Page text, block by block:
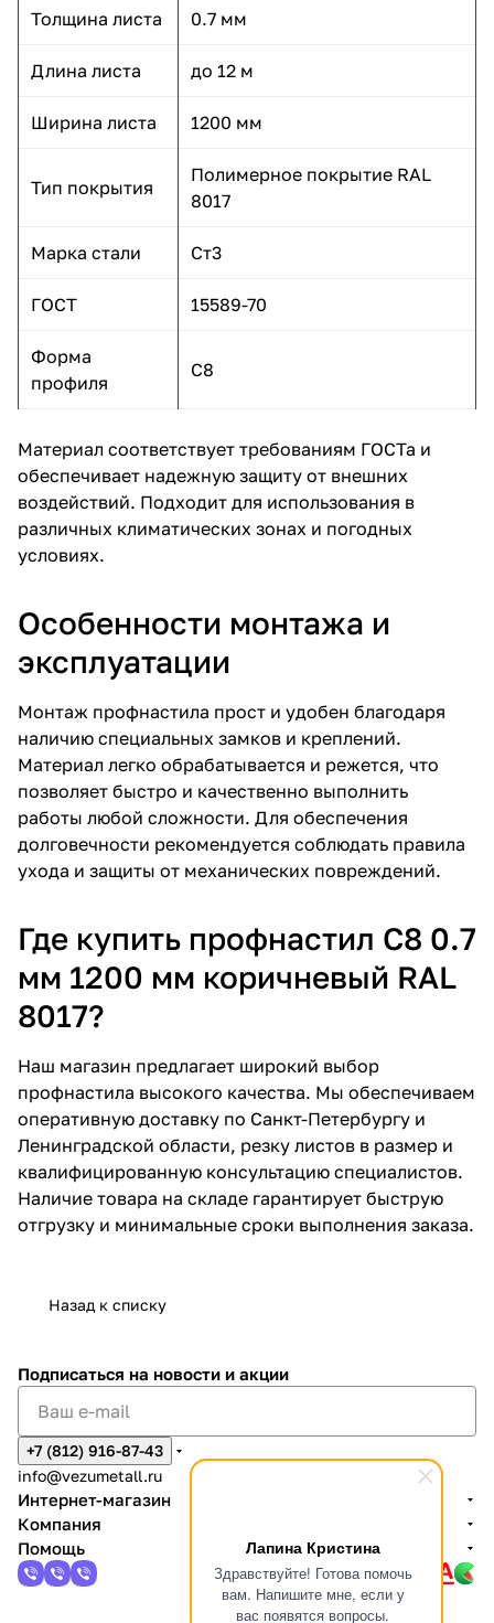
Лапина Кристина
Здравствуйте! Готова помочь
вам. Напишите мне, если у
вас появятся вопросы.
Толщина листа 0.7 мм
Длина листа до 12 м
Ширина листа 1200 мм
Тип покрытия
Полимерное покрытие RAL
8017
Марка стали Ст3
ГОСТ 15589-70
Форма
профиля
С8
Материал соответствует требованиям ГОСТа и
обеспечивает надежную защиту от внешних
воздействий. Подходит для использования в
различных климатических зонах и погодных
условиях.
Особенности монтажа и
эксплуатации
Монтаж профнастила прост и удобен благодаря
наличию специальных замков и креплений.
Материал легко обрабатывается и режется, что
позволяет быстро и качественно выполнить
работы любой сложности. Для обеспечения
долговечности рекомендуется соблюдать правила
ухода и защиты от механических повреждений.
Где купить профнастил С8 0.7
мм 1200 мм коричневый RAL
8017?
Наш магазин предлагает широкий выбор
профнастила высокого качества. Мы обеспечиваем
оперативную доставку по Санкт-Петербургу и
Ленинградской области, резку листов в размер и
квалифицированную консультацию специалистов.
Наличие товара на складе гарантирует быструю
отгрузку и минимальные сроки выполнения заказа.
Назад к списку
Подписаться на новости и акции
+7 (812) 916-87-43
info@vezumetall.ru
Интернет-магазин
Компания
Помощь